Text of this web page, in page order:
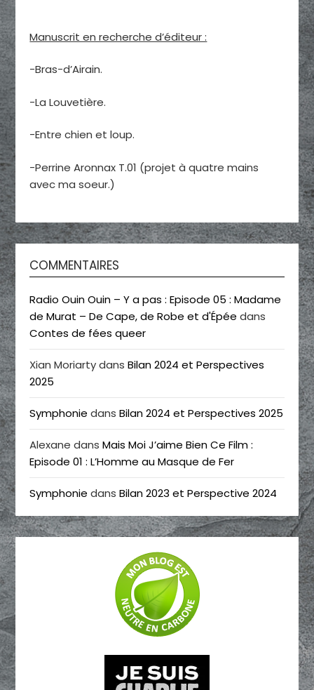
Manuscrit en recherche d’éditeur :
-Bras-d’Airain.
-La Louvetière.
-Entre chien et loup.
-Perrine Aronnax T.01 (projet à quatre mains
avec ma soeur.)
COMMENTAIRES
Radio Ouin Ouin – Y a pas : Episode 05 : Madame
de Murat – De Cape, de Robe et d'Épée dans
Contes de fées queer
Xian MoriartydansBilan 2024 et Perspectives
2025
Symphonie dansBilan 2024 et Perspectives 2025
Alexane dansMais Moi J’aime Bien Ce Film :
Episode 01 : L’Homme au Masque de Fer
Symphonie dansBilan 2023 et Perspective 2024